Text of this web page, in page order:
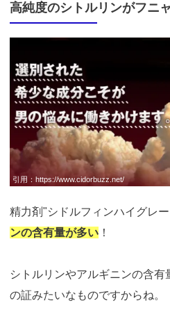
高純度のシトルリンがフニ
引用： https://www.cidorbuzz.net/
精力剤"シドルフィンハイグレー
ンの含有量が多い ！
シトルリンやアルギニンの含有
の証みたいなものですからね。